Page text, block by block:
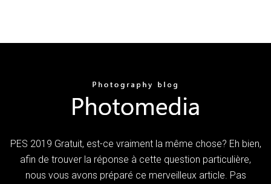
PES 2019 Gratuit, est-ce vraiment la même chose? Eh bien,
afin de trouver la réponse à cette question particulière,
nous vous avons préparé ce merveilleux article. Pas